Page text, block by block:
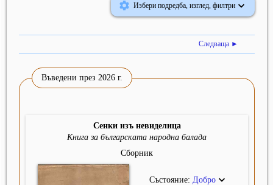
Избери подредба, изглед, филтри
Следваща ►
Въведени през 2026 г.
Сенки изъ невиделица
Книга за българската народна балада
Сборник
Състояние: Добро